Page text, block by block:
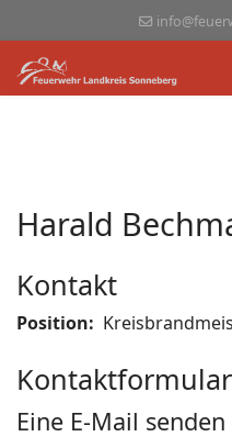
Harald
Kontakt
Position:
Kontaktformular
Eine E-Mail senden